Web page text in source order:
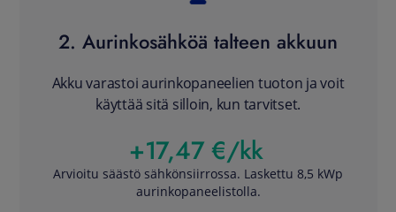
2. Aurinkosähköä talteen akkuun
Akku varastoi aurinkopaneelien tuoton ja voit
käyttää sitä silloin, kun tarvitset.
+17,47 €/kk
Arvioitu säästö sähkönsiirrossa. Laskettu 8,5 kWp
aurinkopaneelistolla.